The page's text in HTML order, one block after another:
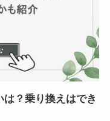
？乗り換えはでき